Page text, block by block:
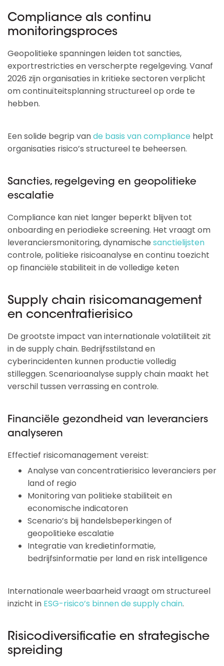
Compliance als continu
monitoringsproces
Geopolitieke spanningen leiden tot sancties,
exportrestricties en verscherpte regelgeving. Vanaf
2026 zijn organisaties in kritieke sectoren verplicht
om continuïteitsplanning structureel op orde te
hebben.
Een solide begrip vande basis van compliance helpt
organisaties risico’s structureel te beheersen.
Sancties, regelgeving en geopolitieke
escalatie
Compliance kan niet langer beperkt blijven tot
onboarding en periodieke screening. Het vraagt om
leveranciersmonitoring, dynamische sanctielijsten
controle, politieke risicoanalyse en continu toezicht
op financiële stabiliteit in de volledige keten
Supply chain risicomanagement
en concentratierisico
De grootste impact van internationale volatiliteit zit
in de supply chain. Bedrijfsstilstand en
cyberincidenten kunnen productie volledig
stilleggen. Scenarioanalyse supply chain maakt het
verschil tussen verrassing en controle.
Financiële gezondheid van leveranciers
analyseren
Effectief risicomanagement vereist:
Analyse van concentratierisico leveranciers per
land of regio
Monitoring van politieke stabiliteit en
economische indicatoren
Scenario’s bij handelsbeperkingen of
geopolitieke escalatie
Integratie van kredietinformatie,
bedrijfsinformatie per land en risk intelligence
Internationale weerbaarheid vraagt om structureel
inzicht in ESG-risico’s binnen de supply chain.
Risicodiversificatie en strategische
spreiding